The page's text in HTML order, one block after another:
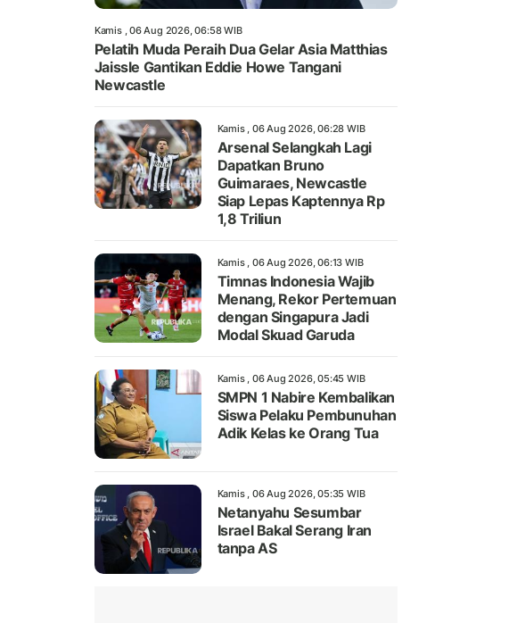
Kamis , 06 Aug 2026, 06:58 WIB
Pelatih Muda Peraih Dua Gelar Asia Matthias
Jaissle Gantikan Eddie Howe Tangani
Newcastle
Kamis , 06 Aug 2026, 06:28 WIB
Arsenal Selangkah Lagi
Dapatkan Bruno
Guimaraes, Newcastle
Siap Lepas Kaptennya Rp
1,8 Triliun
Kamis , 06 Aug 2026, 06:13 WIB
Timnas Indonesia Wajib
Menang, Rekor Pertemuan
dengan Singapura Jadi
Modal Skuad Garuda
Kamis , 06 Aug 2026, 05:45 WIB
SMPN 1 Nabire Kembalikan
Siswa Pelaku Pembunuhan
Adik Kelas ke Orang Tua
Kamis , 06 Aug 2026, 05:35 WIB
Netanyahu Sesumbar
Israel Bakal Serang Iran
tanpa AS